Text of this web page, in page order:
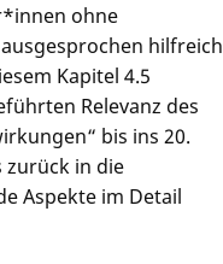
ohne
hilfreich
Kapitel 4.5
Relevanz des
bis ins 20.
zurück in die
Aspekte im Detail